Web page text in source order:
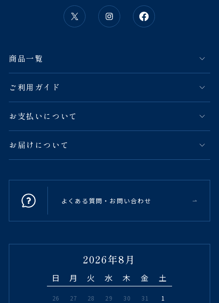
商品一覧
ご利用ガイド
お支払いについて
お届けについて
よくある質問・お問い合わせ
2026年8月
日 月 火 水 木 金 土
26 27 28 29 30 31 1